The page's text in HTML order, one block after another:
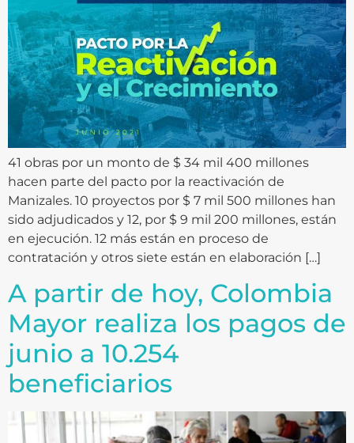
41 obras por un monto de $ 34 mil 400 millones
hacen parte del pacto por la reactivación de
Manizales. 10 proyectos por $ 7 mil 500 millones han
sido adjudicados y 12, por $ 9 mil 200 millones, están
en ejecución. 12 más están en proceso de
contratación y otros siete están en elaboración […]
A partir de hoy, Colombia
Mayor realiza los pagos de
junio a 10.254
beneficiarios